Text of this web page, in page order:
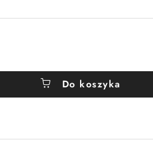
Do koszyka